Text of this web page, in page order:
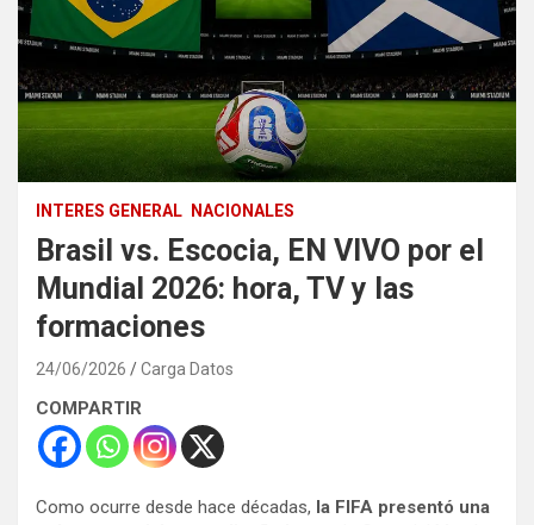
INTERES GENERAL NACIONALES
Brasil vs. Escocia, EN VIVO por el
Mundial 2026: hora, TV y las
formaciones
24/06/2026 Carga Datos
COMPARTIR
Como ocurre desde hace décadas, la FIFA presentó una